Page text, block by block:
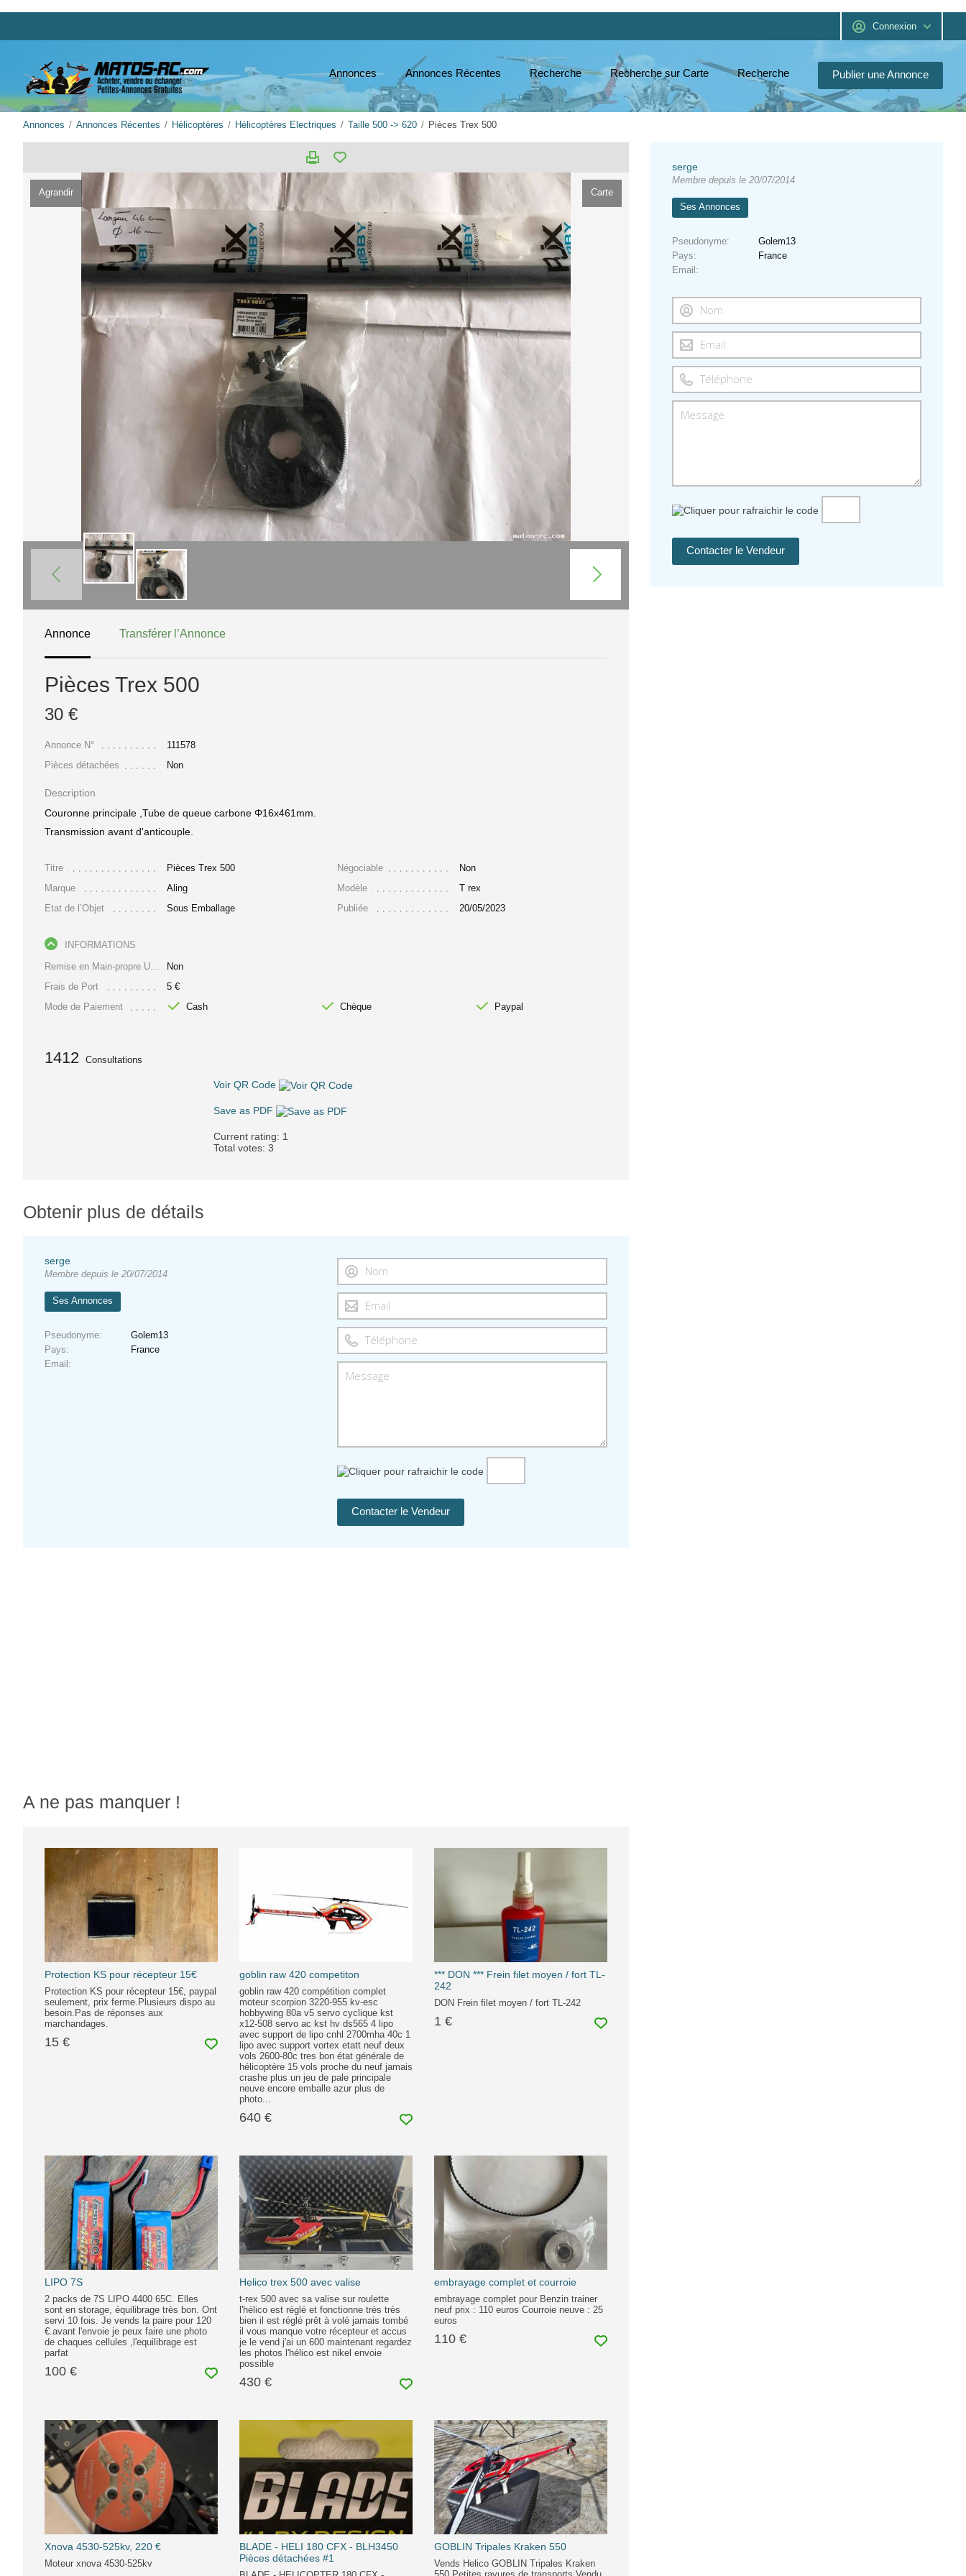
Connexion
Publier une Annonce
Annonces Annonces Récentes Recherche Recherche sur Carte Recherche
Annonces Annonces Récentes Hélicoptères Hélicoptères Electriques Taille 500 -> 620 Pièces Trex 500
serge
Membre depuis le 20/07/2014
Ses Annonces
Pseudonyme
Golem13
Pays
France
Email
Agrandir Carte
Annonce Transférer l’Annonce
Pièces Trex 500
30 €
Annonce N°
111578
Pièces détachées
Non
Description
Couronne principale ,Tube de queue carbone Φ16x461mm.
Transmission avant d'anticouple.
Titre Pièces Trex 500 Négociable
Non
Marque
Aling Modèle
T rex
Etat de l’Objet
Sous Emballage Publiée 20/05/2023
INFORMATIONS
Remise en Main-propre Uniquement
Non
Frais de Port
5 €
Mode de Paiement
Cash Chèque Paypal
Voir QR Code
Save as PDF
Current rating: 1
Total votes: 3
1412 Consultations
Obtenir plus de détails
serge
Membre depuis le 20/07/2014
Ses Annonces
Pseudonyme
Golem13
Pays
France
Email
A ne pas manquer !
Protection KS pour récepteur 15€
Protection KS pour récepteur 15€, paypal
seulement, prix ferme.Plusieurs dispo au
besoin.Pas de réponses aux
marchandages.
15 €
goblin raw 420 competiton
goblin raw 420 compétition complet
moteur scorpion 3220-955 kv-esc
hobbywing 80a v5 servo cyclique kst
x12-508 servo ac kst hv ds565 4 lipo
avec support de lipo cnhl 2700mha 40c 1
lipo avec support vortex etatt neuf deux
vols 2600-80c tres bon état générale de
hélicoptère 15 vols proche du neuf jamais
crashe plus un jeu de pale principale
neuve encore emballe azur plus de
photo...
640 €
*** DON *** Frein filet moyen / fort TL-
242
DON Frein filet moyen / fort TL-242
1 €
LIPO 7S
2 packs de 7S LIPO 4400 65C. Elles
sont en storage, équilibrage très bon. Ont
servi 10 fois. Je vends la paire pour 120
€.avant l'envoie je peux faire une photo
de chaques cellules ,l'equilibrage est
parfat
100 €
Helico trex 500 avec valise
t-rex 500 avec sa valise sur roulette
l'hélico est réglé et fonctionne très très
bien il est réglé prêt à volé jamais tombé
il vous manque votre récepteur et accus
je le vend j'ai un 600 maintenant regardez
les photos l'hélico est nikel envoie
possible
430 €
embrayage complet et courroie
embrayage complet pour Benzin trainer
neuf prix : 110 euros Courroie neuve : 25
euros
110 €
Xnova 4530-525kv, 220 €
Moteur xnova 4530-525kv
BLADE - HELI 180 CFX - BLH3450
Pièces détachées #1
GOBLIN Tripales Kraken 550
Vends Helico GOBLIN Tripales Kraken